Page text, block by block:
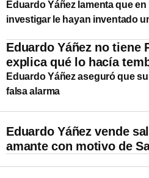
Eduardo Yáñez lamenta que
investigar le hayan inventado
Eduardo Yáñez no tiene
explica qué lo hacía
Eduardo Yáñez aseguró que
falsa alarma
Eduardo Yáñez vende
amante con motivo de